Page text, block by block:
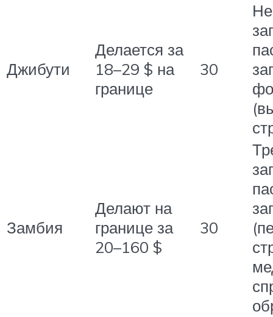
Джибути
Делается за
18–29 $ на
границе
30
Замбия
Делают на
границе за
20–160 $
30